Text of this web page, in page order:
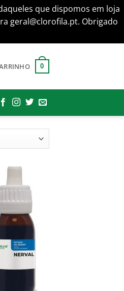
que dispomos em loja
geral@clorofila.pt. Obrigado
0
Adicionar
aos
desejos